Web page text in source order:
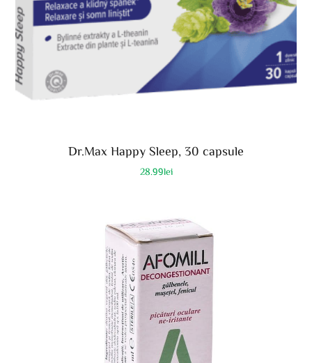
Dr.Max Happy Sleep, 30 capsule
28.99lei